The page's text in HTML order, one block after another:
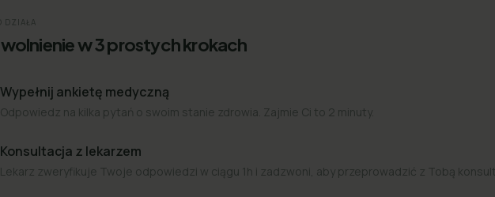
DZIAŁA
w 3 prostych krokach
Wypełnij ankietę medyczną
Odpowiedz na kilka pytań o swoim stanie zdrowia. Zajmie Ci to 2 minuty.
Konsultacja z lekarzem
Lekarz zweryfikuje Twoje odpowiedzi w ciągu 1h i zadzwoni, aby przeprowadzić z Tobą